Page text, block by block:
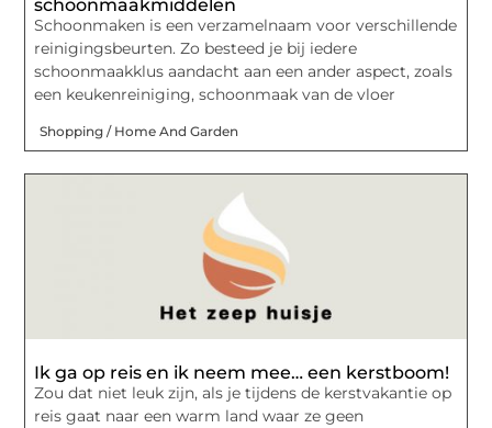
schoonmaakmiddelen
Schoonmaken is een verzamelnaam voor verschillende
reinigingsbeurten. Zo besteed je bij iedere
schoonmaakklus aandacht aan een ander aspect, zoals
een keukenreiniging, schoonmaak van de vloer
Shopping / Home And Garden
Ik ga op reis en ik neem mee… een kerstboom!
Zou dat niet leuk zijn, als je tijdens de kerstvakantie op
reis gaat naar een warm land waar ze geen